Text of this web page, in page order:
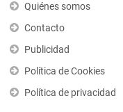
Quiénes somos
Contacto
Publicidad
Política de Cookies
Política de privacidad